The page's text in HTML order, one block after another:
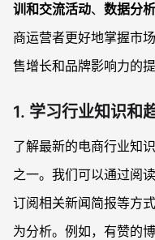
训和交流活动、 数据分
商运营者更好地掌握市
售增长和品牌影响力的提
1. 学习行业知识和
了解最新的电商行业知
之一。我们可以通过阅
订阅相关新闻简报等方
为分析。例如，有赞的